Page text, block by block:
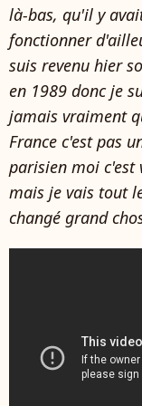
là-bas, qu'il y
fonctionner
suis revenu hier
en 1989 donc je
jamais vraiment
France c'est pas
parisien moi c'est
mais je vais tout
changé grand